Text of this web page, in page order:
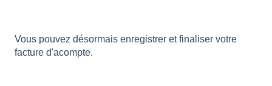
Vous pouvez désormais enregistrer et finaliser votre
facture d'acompte.